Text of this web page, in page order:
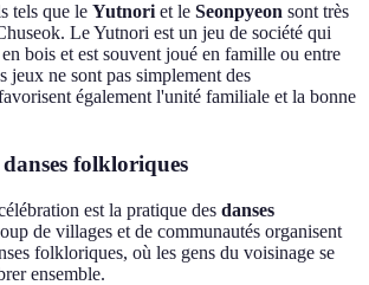
tels que le Yutnori et le Seonpyeon sont très
Le Yutnori est un jeu de société qui
bois et est souvent joué en famille ou entre
jeux ne sont pas simplement des
également l'unité familiale et la bonne
folkloriques
est la pratique des danses
de villages et de communautés organisent
folkloriques, où les gens du voisinage se
ensemble.